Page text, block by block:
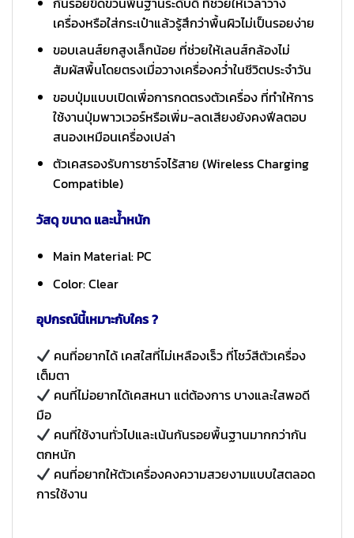
เครื่องหรือใส่กระเป๋าแล้วรู้สึกว่าพื้นผิวไม่เป็นรอยง่าย
ขอบเลนส์ยกสูงเล็กน้อย ที่ช่วยให้เลนส์กล้องไม่
สัมผัสพื้นโดยตรงเมื่อวางเครื่องคว่ำในชีวิตประจำวัน
ขอบปุ่มแบบเปิดเพื่อการกดตรงตัวเครื่อง ที่ทำให้การ
ใช้งานปุ่มพาวเวอร์หรือเพิ่ม-ลดเสียงยังคงฟีลตอบ
สนองเหมือนเครื่องเปล่า
ตัวเคสรองรับการชาร์จไร้สาย (Wireless Charging
Compatible)
วัสดุ ขนาด และน้ำหนัก
Main Material: PC
Color: Clear
อุปกรณ์นี้เหมาะกับใคร ?
คนที่อยากได้ เคสใสที่ไม่เหลืองเร็ว ที่โชว์สีตัวเครื่อง
เต็มตา
คนที่ไม่อยากได้เคสหนา แต่ต้องการ บางและใสพอดี
มือ
คนที่ใช้งานทั่วไปและเน้นกันรอยพื้นฐานมากกว่ากัน
ตกหนัก
คนที่อยากให้ตัวเครื่องคงความสวยงามแบบใสตลอด
การใช้งาน